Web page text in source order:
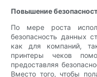
Повышение
По мере роста
безопасность данных
как для компаний,
принтеры чеков
предоставляя
Вместо того, чтобы